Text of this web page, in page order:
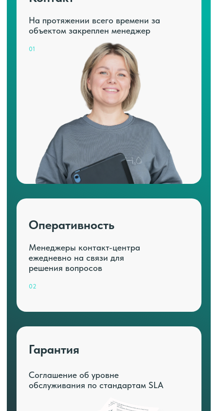
01
На протяжении всего времени за
объектом закреплен менеджер
02
Оперативность
Менеджеры контакт-центра
ежедневно на связи для
решения вопросов
Гарантия
Соглашение об уровне
обслуживания по стандартам SLA